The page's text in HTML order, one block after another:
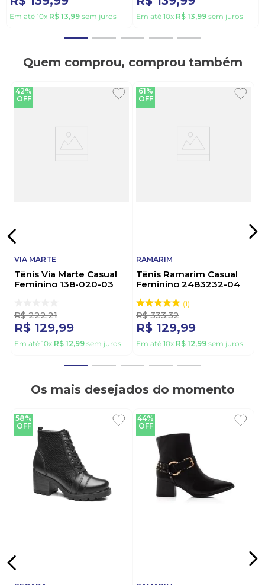
Em até 10x R$ 13,99 sem juros Em até 10x R$ 13,99 sem juros
Quem comprou, comprou também
42%
OFF
VIA MARTE
Tênis Via Marte Casual
Feminino 138-020-03
R$ 222,21
R$ 129,99
Em até 10x R$ 12,99 sem juros
61%
OFF
RAMARIM
Tênis Ramarim Casual
Feminino 2483232-04
1
R$ 333,32
R$ 129,99
Em até 10x R$ 12,99 sem juros
Os mais desejados do momento
58%
OFF
44%
OFF